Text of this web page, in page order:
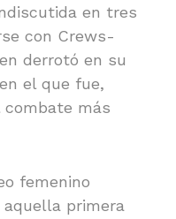
en tres
con Crews-
derrotó en su
el que fue,
combate más
femenino
primera